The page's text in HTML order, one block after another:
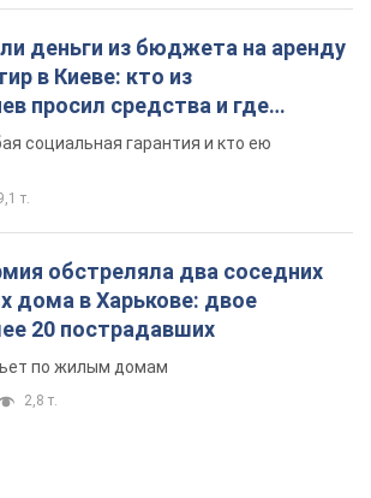
деньги из бюджета на аренду
в Киеве: кто из
просил средства и где
социальная гарантия и кто ею
т.
обстреляла два соседних
дома в Харькове: двое
20 пострадавших
по жилым домам
2,8 т.